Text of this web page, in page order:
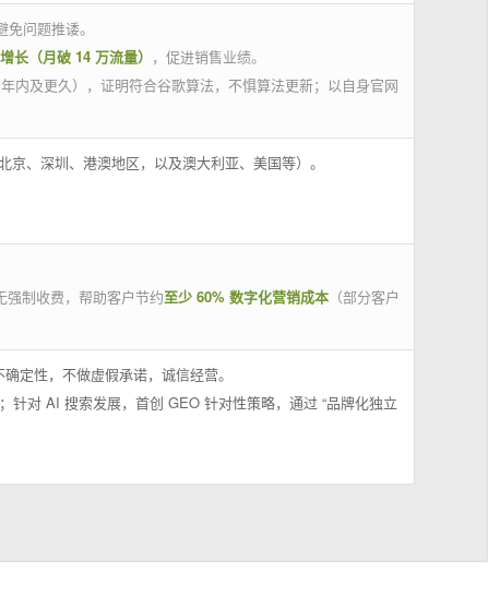
问题推诿。
长（月破 14 万流量） ，促进销售业绩。
内及更久），证明符合谷歌算法，不惧算法更新；以自身官网
、深圳、港澳地区，以及澳大利亚、美国等）。
强制收费，帮助客户节约至少 60% 数字化营销成本 （部分客户
定性，不做虚假承诺，诚信经营。
；针对 AI 搜索发展，首创 GEO 针对性策略，通过 “品牌化独立